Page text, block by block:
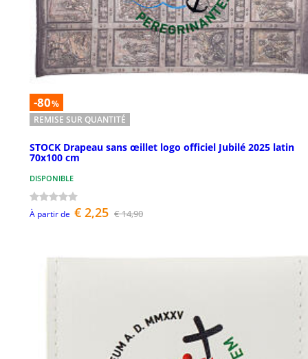
-80%
REMISE SUR QUANTITÉ
STOCK Drapeau sans œillet logo officiel Jubilé 2025 latin
70x100 cm
DISPONIBLE
À partir de € 2,25 € 14,90